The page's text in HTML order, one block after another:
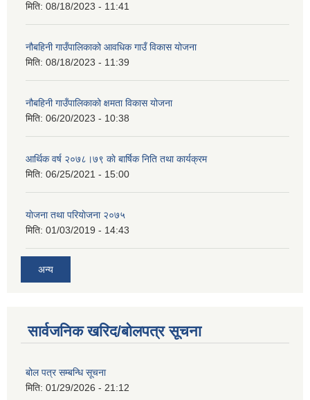
मिति: 08/18/2023 - 11:41
नौबहिनी गाउँपालिकाको आवधिक गाउँ विकास योजना
मिति: 08/18/2023 - 11:39
नौबहिनी गाउँपालिकाको क्षमता विकास योजना
मिति: 06/20/2023 - 10:38
आर्थिक वर्ष २०७८।७९ काे बार्षिक निति तथा कार्यक्रम
मिति: 06/25/2021 - 15:00
याेजना तथा परियाेजना २०७५
मिति: 01/03/2019 - 14:43
अन्य
सार्वजनिक खरिद/बोलपत्र सूचना
बोल पत्र सम्बन्धि सूचना
मिति: 01/29/2026 - 21:12